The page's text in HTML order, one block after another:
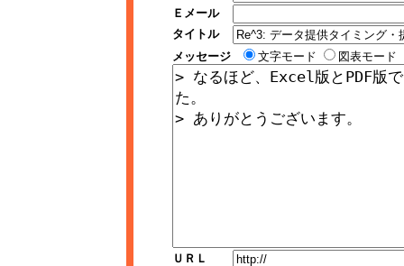
Ｅメール
タイトル
メッセージ
文字モード 図表モード
ＵＲＬ